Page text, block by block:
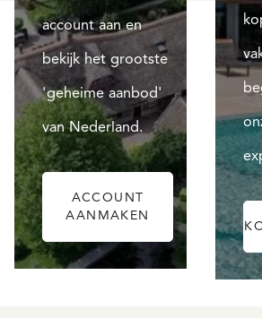
account aan en
bekijk het grootste
'geheime aanbod'
van Nederland.
ACCOUNT
AANMAKEN